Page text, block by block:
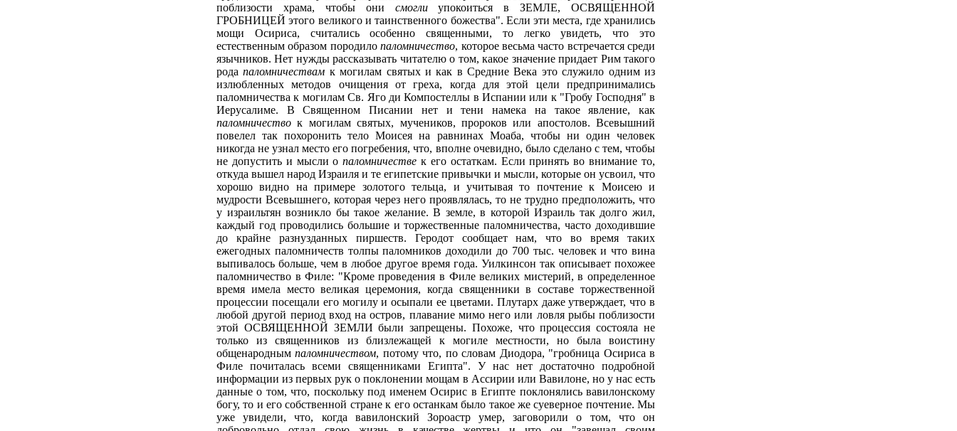
поблизости храма, чтобы они смоглиупокоиться в ЗЕМЛЕ, ОСВЯЩЕННОЙ
ГРОБНИЦЕЙ этого великого и таинственного божества". Если эти места, где хранились
мощи Осириса, считались особенно священными, то легко увидеть, что это
естественным образом породилопаломничество, которое весьма часто встречается среди
язычников. Нет нужды рассказывать читателю о том, какое значение придает Рим такого
родапаломничествам к могилам святых и как в Средние Века это служило одним из
излюбленных методов очищения от греха, когда для этой цели предпринимались
паломничества к могилам Св. Яго ди Компостеллы в Испании или к "Гробу Господня" в
Иерусалиме. В Священном Писании нет и тени намека на такое явление, как
паломничество к могилам святых, мучеников, пророков или апостолов. Всевышний
повелел так похоронить тело Моисея на равнинах Моаба, чтобы ни один человек
никогда не узнал место его погребения, что, вполне очевидно, было сделано с тем, чтобы
не допустить и мысли опаломничестве к его остаткам. Если принять во внимание то,
откуда вышел народ Израиля и те египетские привычки и мысли, которые он усвоил, что
хорошо видно на примере золотого тельца, и учитывая то почтение к Моисею и
мудрости Всевышнего, которая через него проявлялась, то не трудно предположить, что
у израильтян возникло бы такое желание. В земле, в которой Израиль так долго жил,
каждый год проводились большие и торжественные паломничества, часто доходившие
до крайне разнузданных пиршеств. Геродот сообщает нам, что во время таких
ежегодных паломничеств толпы паломников доходили до 700 тыс. человек и что вина
выпивалось больше, чем в любое другое время года. Уилкинсон так описывает похожее
паломничество в Филе: "Кроме проведения в Филе великих мистерий, в определенное
время имела место великая церемония, когда священники в составе торжественной
процессии посещали его могилу и осыпали ее цветами. Плутарх даже утверждает, что в
любой другой период вход на остров, плавание мимо него или ловля рыбы поблизости
этой ОСВЯЩЕННОЙ ЗЕМЛИ были запрещены. Похоже, что процессия состояла не
только из священников из близлежащей к могиле местности, но была воистину
общенароднымпаломничеством, потому что, по словам Диодора, "гробница Осириса в
Филе почиталась всеми священниками Египта". У нас нет достаточно подробной
информации из первых рук о поклонении мощам в Ассирии или Вавилоне, но у нас есть
данные о том, что, поскольку под именем Осирис в Египте поклонялись вавилонскому
богу, то и его собственной стране к его останкам было такое же суеверное почтение. Мы
уже увидели, что, когда вавилонский Зороастр умер, заговорили о том, что он